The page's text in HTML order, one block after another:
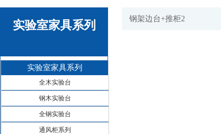
实验室家具系列
实验室家具系列
全木实验台
钢木实验台
全钢实验台
通风柜系列
钢架边台+推柜2